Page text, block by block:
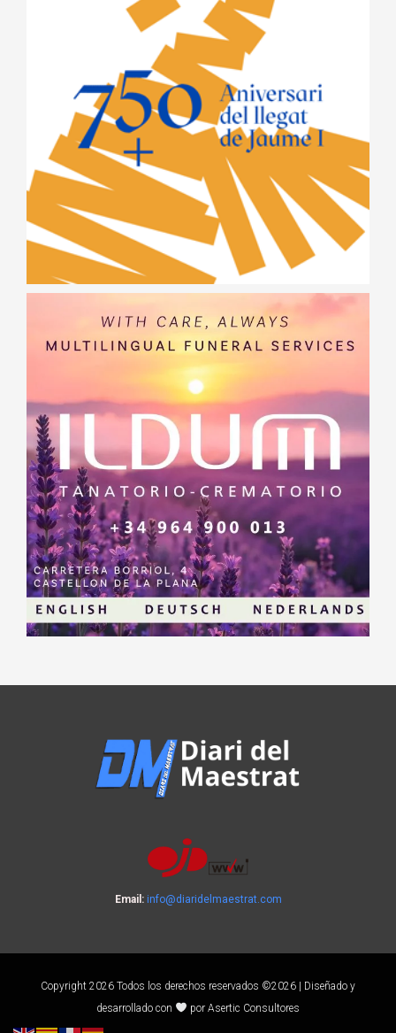
Email: info@diaridelmaestrat.com
Copyright 2026 Todos los derechos reservados ©2026 | Diseñado y
desarrollado con
por Asertic Consultores